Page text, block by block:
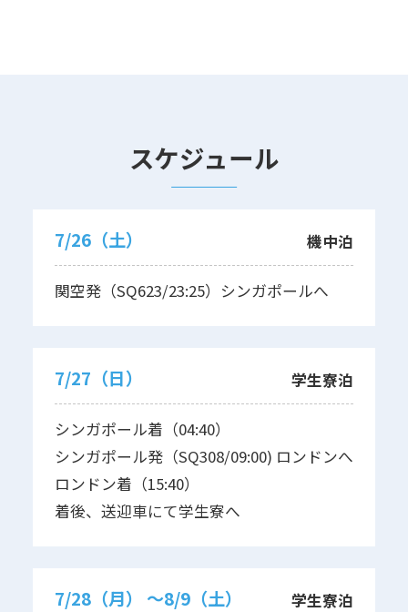
スケジュール
7/26（土） 機中泊
関空発（SQ623/23:25）シンガポールへ
7/27（日） 学生寮泊
シンガポール着（04:40）
シンガポール発（SQ308/09:00) ロンドンへ
ロンドン着（15:40）
着後、送迎車にて学生寮へ
7/28（月） 〜8/9（土） 学生寮泊